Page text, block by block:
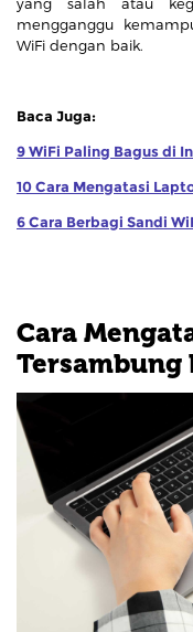
yang salah atau
mengganggu
WiFi dengan baik.
Baca Juga:
9 WiFi Paling Bagus di
10 Cara Mengatasi
6 Cara Berbagi Sandi
Cara
Tersambung